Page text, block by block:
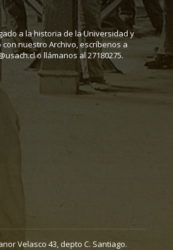
a la historia de la Universidad y
nuestro Archivo, escríbenos a
o llámanos al 27180275.
Velasco 43, depto C. Santiago.